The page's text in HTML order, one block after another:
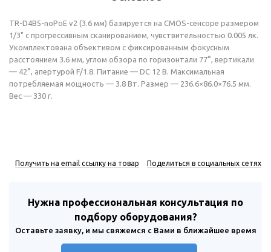
TR-D4B5-noPoE v2 (3.6 мм) базируется на CMOS-сенсоре размером
1/3" с прогрессивным сканированием, чувствительностью 0.005 лк.
Укомплектована объективом с фиксированным фокусным
расстоянием 3.6 мм, углом обзора по горизонтали 77°, вертикали
— 42°, апертурой F/1.8. Питание — DC 12 В. Максимальная
потребляемая мощность — 3.8 Вт. Размер — 236.6×86.0×76.5 мм.
Вес — 330 г.
Получить на email ссылку на товар Поделиться в социальных сетях
Нужна профессиональная консультация по
подбору оборудования?
Оставьте заявку, и мы свяжемся с Вами в ближайшее время